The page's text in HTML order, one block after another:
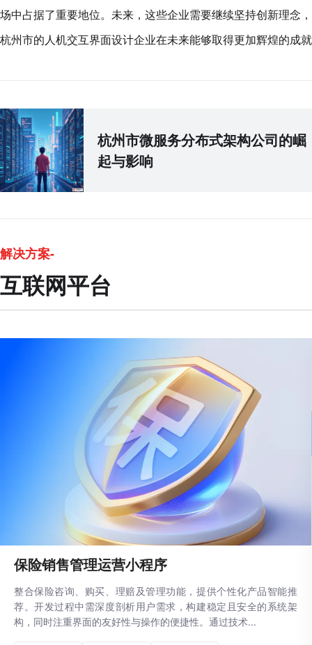
场中占据了重要地位。未来，这些企业需要继续坚持创新理念
杭州市的人机交互界面设计企业在未来能够取得更加辉煌的成
杭州市微服务分布式架构公司的崛
起与影响
解决方案-
互联网平台
保险销售管理运营小程序
整合保险咨询、购买、理赔及管理功能，提供个性化产品智能推
荐。开发过程中需深度剖析用户需求，构建稳定且安全的系统架
构，同时注重界面的友好性与操作的便捷性。通过技术...